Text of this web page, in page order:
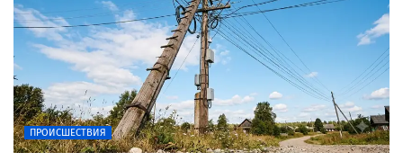
ПРОИСШЕСТВИЯ